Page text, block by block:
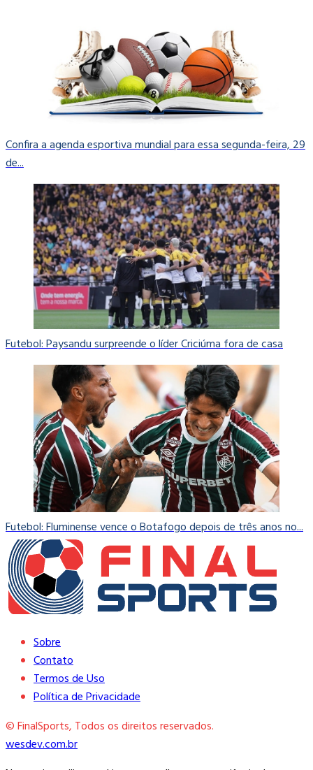
Confira a agenda esportiva mundial para essa segunda-feira, 29
de...
Futebol: Paysandu surpreende o líder Criciúma fora de casa
Futebol: Fluminense vence o Botafogo depois de três anos no...
Sobre
Contato
Termos de Uso
Política de Privacidade
© FinalSports, Todos os direitos reservados.
wesdev.com.br